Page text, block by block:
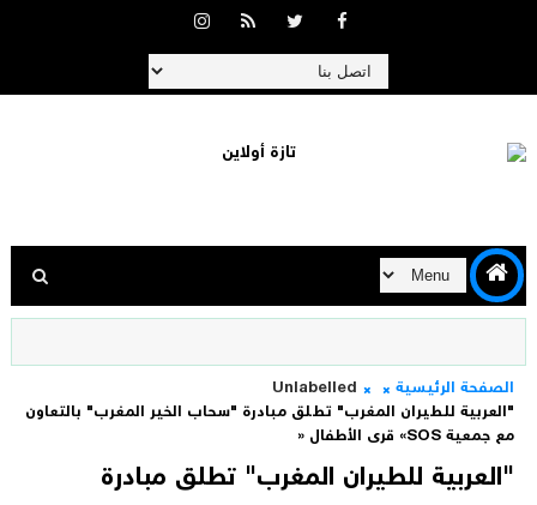
الصفحة الرئيسية
Unlabelled
"العربية للطيران المغرب" تطلق مبادرة "سحاب الخير المغرب" بالتعاون
مع جمعية SOS» قرى الأطفال «
"العربية للطيران المغرب" تطلق مبادرة